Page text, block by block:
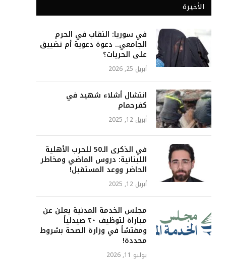
الأخيرة
في سوريا: النقاب في الحرم
الجامعي.. دعوة دعوية أم تضييق
على الحريات؟
أبريل 25, 2026
انتشال أشلاء شهيد في
كفرحمام
أبريل 12, 2025
في الذكرى الـ50 للحرب الأهلية
اللبنانية: دروس الماضي ومخاطر
الحاضر ووعد المستقبل!
أبريل 12, 2025
مجلس الخدمة المدنية يعلن عن
مباراة لتوظيف ٢٠ صيدلياً
ومفتشاً في وزارة الصحة بشروط
محددة!
يوليو 11, 2026